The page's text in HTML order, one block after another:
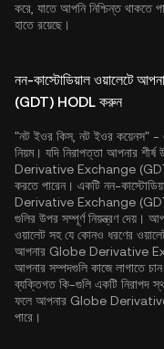
করে, যাতে আপনি নিশ্চিন্ত থাকতে
হাতে রয়েছে।
নন-কাস্টোডিয়াল
(GDT) HODL করুন
"নট ইওর কিস, নট ইওর কয়েনস" -
নিয়ম। যদি নিরাপত্তা আপনার
Derivative Exchange (GDT)-
করতে পারেন। একটি নন-
Derivative Exchange (GDT)
গুলির উপর সম্পূর্ণ নিয়ন্ত্রণ দেয়।
ওয়ালেট সহ যে কোনও ধরণের
আপনার Globe Derivative
আপনার সম্পদগুলি কাজে লাগাতে
ব্যক্তিগত কি-গুলি একটি নিরাপদ
ফলে আপনার Globe
পারে।